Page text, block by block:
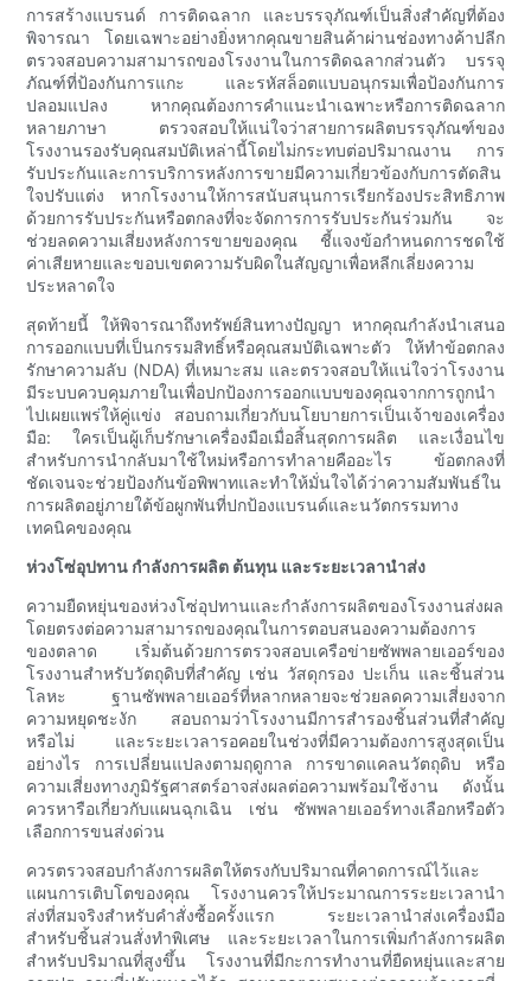
การสร้างแบรนด์ การติดฉลาก และบรรจุภัณฑ์เป็นสิ่งสำคัญที่ต้อง
พิจารณา โดยเฉพาะอย่างยิ่งหากคุณขายสินค้าผ่านช่องทางค้าปลีก
ตรวจสอบความสามารถของโรงงานในการติดฉลากส่วนตัว บรรจุ
ภัณฑ์ที่ป้องกันการแกะ และรหัสล็อตแบบอนุกรมเพื่อป้องกันการ
ปลอมแปลง หากคุณต้องการคำแนะนำเฉพาะหรือการติดฉลาก
หลายภาษา ตรวจสอบให้แน่ใจว่าสายการผลิตบรรจุภัณฑ์ของ
โรงงานรองรับคุณสมบัติเหล่านี้โดยไม่กระทบต่อปริมาณงาน การ
รับประกันและการบริการหลังการขายมีความเกี่ยวข้องกับการตัดสิน
ใจปรับแต่ง หากโรงงานให้การสนับสนุนการเรียกร้องประสิทธิภาพ
ด้วยการรับประกันหรือตกลงที่จะจัดการการรับประกันร่วมกัน จะ
ช่วยลดความเสี่ยงหลังการขายของคุณ ชี้แจงข้อกำหนดการชดใช้
ค่าเสียหายและขอบเขตความรับผิดในสัญญาเพื่อหลีกเลี่ยงความ
ประหลาดใจ
สุดท้ายนี้ ให้พิจารณาถึงทรัพย์สินทางปัญญา หากคุณกำลังนำเสนอ
การออกแบบที่เป็นกรรมสิทธิ์หรือคุณสมบัติเฉพาะตัว ให้ทำข้อตกลง
รักษาความลับ (NDA) ที่เหมาะสม และตรวจสอบให้แน่ใจว่าโรงงาน
มีระบบควบคุมภายในเพื่อปกป้องการออกแบบของคุณจากการถูกนำ
ไปเผยแพร่ให้คู่แข่ง สอบถามเกี่ยวกับนโยบายการเป็นเจ้าของเครื่อง
มือ: ใครเป็นผู้เก็บรักษาเครื่องมือเมื่อสิ้นสุดการผลิต และเงื่อนไข
สำหรับการนำกลับมาใช้ใหม่หรือการทำลายคืออะไร ข้อตกลงที่
ชัดเจนจะช่วยป้องกันข้อพิพาทและทำให้มั่นใจได้ว่าความสัมพันธ์ใน
การผลิตอยู่ภายใต้ข้อผูกพันที่ปกป้องแบรนด์และนวัตกรรมทาง
เทคนิคของคุณ
ห่วงโซ่อุปทาน กำลังการผลิต ต้นทุน และระยะเวลานำส่ง
ความยืดหยุ่นของห่วงโซ่อุปทานและกำลังการผลิตของโรงงานส่งผล
โดยตรงต่อความสามารถของคุณในการตอบสนองความต้องการ
ของตลาด เริ่มต้นด้วยการตรวจสอบเครือข่ายซัพพลายเออร์ของ
โรงงานสำหรับวัตถุดิบที่สำคัญ เช่น วัสดุกรอง ปะเก็น และชิ้นส่วน
โลหะ ฐานซัพพลายเออร์ที่หลากหลายจะช่วยลดความเสี่ยงจาก
ความหยุดชะงัก สอบถามว่าโรงงานมีการสำรองชิ้นส่วนที่สำคัญ
หรือไม่ และระยะเวลารอคอยในช่วงที่มีความต้องการสูงสุดเป็น
อย่างไร การเปลี่ยนแปลงตามฤดูกาล การขาดแคลนวัตถุดิบ หรือ
ความเสี่ยงทางภูมิรัฐศาสตร์อาจส่งผลต่อความพร้อมใช้งาน ดังนั้น
ควรหารือเกี่ยวกับแผนฉุกเฉิน เช่น ซัพพลายเออร์ทางเลือกหรือตัว
เลือกการขนส่งด่วน
ควรตรวจสอบกำลังการผลิตให้ตรงกับปริมาณที่คาดการณ์ไว้และ
แผนการเติบโตของคุณ โรงงานควรให้ประมาณการระยะเวลานำ
ส่งที่สมจริงสำหรับคำสั่งซื้อครั้งแรก ระยะเวลานำส่งเครื่องมือ
สำหรับชิ้นส่วนสั่งทำพิเศษ และระยะเวลาในการเพิ่มกำลังการผลิต
สำหรับปริมาณที่สูงขึ้น โรงงานที่มีกะการทำงานที่ยืดหยุ่นและสาย